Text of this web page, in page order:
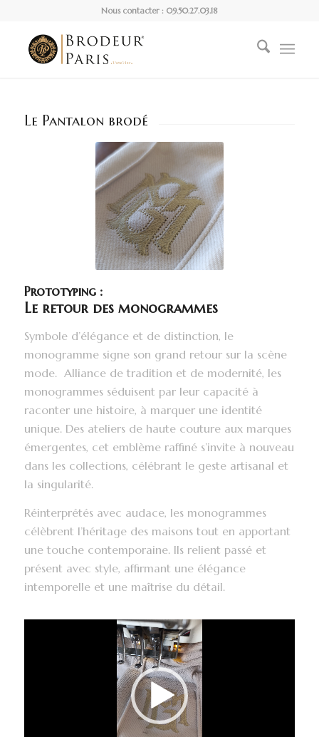
Nous contacter : 09.50.27.03.18
Le Pantalon brodé
Prototyping :
Le retour des monogrammes
Symbole d’élégance et de distinction, le
monogramme signe son grand retour sur la scène
mode. Alliance de tradition et de modernité, les
monogrammes séduisent par leur capacité à
raconter une histoire, à marquer une identité
unique. Des ateliers de haute couture aux marques
émergentes, cet emblème raffiné s’invite à nouveau
dans les collections, célébrant le geste artisanal et
la singularité.
Réinterprétés avec audace, les monogrammes
célèbrent l’héritage des maisons tout en apportant
une touche contemporaine. Ils relient passé et
présent avec style, affirmant une élégance
intemporelle et une maîtrise du détail.